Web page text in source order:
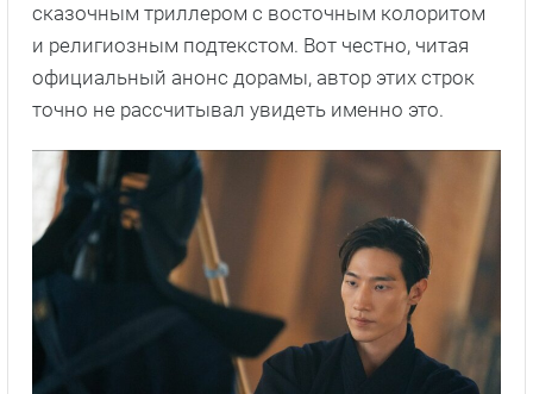
сказочным триллером с восточным колоритом
и религиозным подтекстом. Вот честно, читая
официальный анонс дорамы, автор этих строк
точно не рассчитывал увидеть именно это.